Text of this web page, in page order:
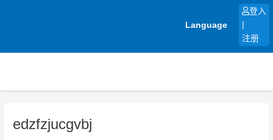
Language
登入
注册
edzfzjucgvbj